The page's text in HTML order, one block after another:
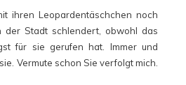
ihren Leopardentäschchen noch
der Stadt schlendert, obwohl das
für sie gerufen hat. Immer und
Vermute schon Sie verfolgt mich.